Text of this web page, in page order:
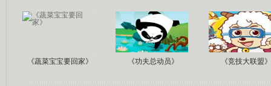
《蔬菜宝宝要回家》 《功夫总动员》 《竞技大联盟》